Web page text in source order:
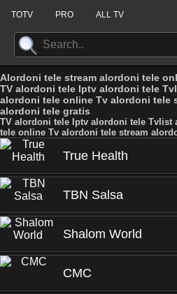
TOTV PRO ALL TV
Alordoni tele stream alordoni tele
TV alordoni tele Iptv alordoni tele
alordoni tele online Tv alordoni tele
alordoni tele gratis
TV alordoni tele Iptv alordoni tele Tvlist
tele online Tv alordoni tele stream
True Health
TBN Salsa
Shalom World
CMC